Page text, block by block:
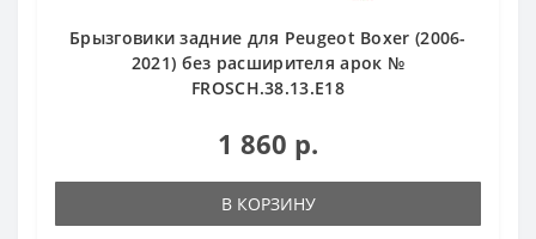
Брызговики задние для Peugeot Boxer (2006-
2021) без расширителя арок №
FROSCH.38.13.E18
1 860 р.
В КОРЗИНУ